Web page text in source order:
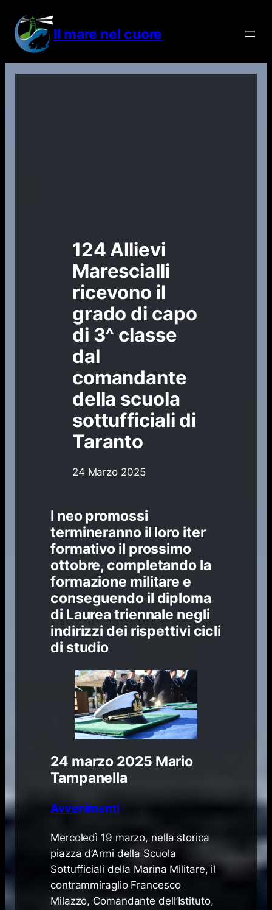
contenuto
Il mare nel cuore
124 Allievi
Marescialli
ricevono il
grado di capo
di 3^ classe
dal
comandante
della scuola
sottufficiali di
Taranto
24 Marzo 2025
I neo promossi
termineranno il loro iter
formativo il prossimo
ottobre, completando la
formazione militare e
conseguendo il diploma
di Laurea triennale negli
indirizzi dei rispettivi cicli
di studio
24 marzo 2025 Mario
Tampanella
Avvenimenti
​Mercoledì 19 marzo, nella storica
piazza d’Armi della Scuola
Sottufficiali della Marina Militare, il
contrammiraglio Francesco
Milazzo, Comandante dell’Istituto,